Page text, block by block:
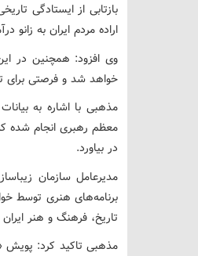
بازتابی از ایستادگی
اراده مردم ایران به زانو
وی افزود: همچنین در
خواهد شد و فرصتی برای
مذهبی با اشاره به
معظم رهبری انجام شده
در بیاورد.
مدیرعامل سازمان
برنامه‌های هنری توسط
تاریخ، فرهنگ و هنر
مذهبی تاکید کرد: پویش